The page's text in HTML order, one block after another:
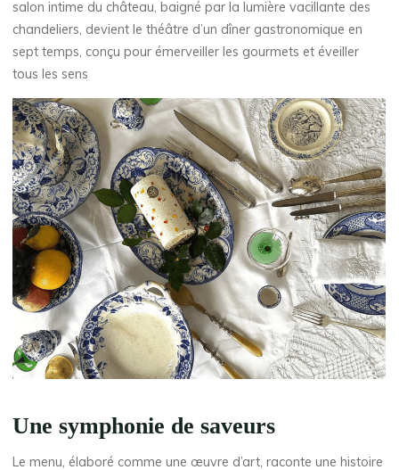
salon intime du château, baigné par la lumière vacillante des
chandeliers, devient le théâtre d’un dîner gastronomique en
sept temps, conçu pour émerveiller les gourmets et éveiller
tous les sens
Une symphonie de saveurs
Le menu, élaboré comme une œuvre d’art, raconte une histoire